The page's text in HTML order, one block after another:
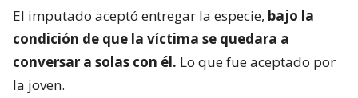
El imputado aceptó entregar la especie, bajo la
condición de que la víctima se quedara a
conversar a solas con él. Lo que fue aceptado por
la joven.